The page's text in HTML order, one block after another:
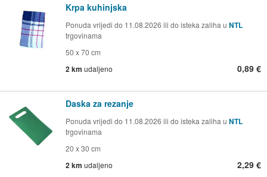
Krpa kuhinjska
Ponuda vrijedi do 11.08.2026 ili do isteka zaliha u NTL
trgovinama
50 x 70 cm
2 km udaljeno 0,89 €
Daska za rezanje
Ponuda vrijedi do 11.08.2026 ili do isteka zaliha u NTL
trgovinama
20 x 30 cm
2 km udaljeno 2,29 €